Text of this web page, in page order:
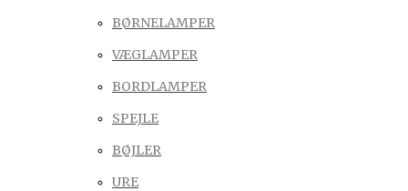
BØRNELAMPER
VÆGLAMPER
BORDLAMPER
SPEJLE
BØJLER
URE